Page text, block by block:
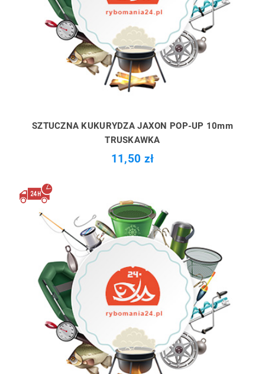
SZTUCZNA KUKURYDZA JAXON POP-UP 10mm
TRUSKAWKA
11,50 zł